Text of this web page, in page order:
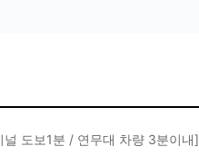
도보1분 / 연무대 차량 3분이내]